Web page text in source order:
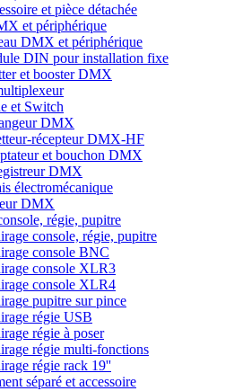
et pièce détachée
et périphérique
DMX et périphérique
DIN pour installation fixe
et booster DMX
et Switch
DMX
récepteur DMX-HF
et bouchon DMX
DMX
électromécanique
DMX
régie, pupitre
console, régie, pupitre
console BNC
console XLR3
console XLR4
pupitre sur pince
régie USB
régie à poser
régie multi-fonctions
régie rack 19''
séparé et accessoire